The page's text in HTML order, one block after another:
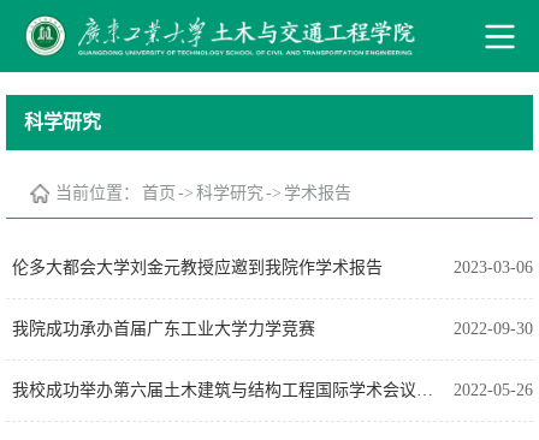
科学研究
当前位置： 首页 -> 科学研究 -> 学术报告
2023-03-06
伦多大都会大学刘金元教授应邀到我院作学术报告
2022-09-30
我院成功承办首届广东工业大学力学竞赛
2022-05-26